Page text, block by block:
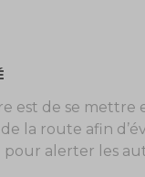
est de se mettre
la route afin
alerter les